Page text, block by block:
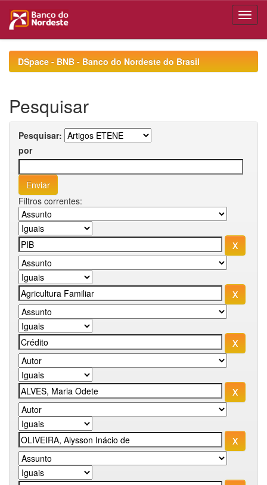
navigationDSpace - BNB - Banco do Nordeste do Brasil
Pesquisar
Pesquisar:
por
Filtros correntes: